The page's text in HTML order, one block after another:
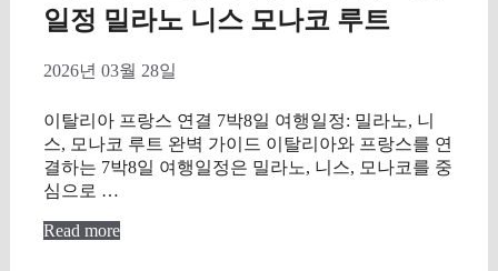
일정 밀라노 니스 모나코 루트
2026년 03월 28일
이탈리아 프랑스 연결 7박8일 여행일정: 밀라노, 니
스, 모나코 루트 완벽 가이드 이탈리아와 프랑스를 연
결하는 7박8일 여행일정은 밀라노, 니스, 모나코를 중
심으로 …
Read more